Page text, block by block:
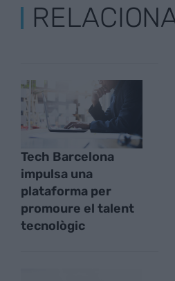
Tech Barcelona
impulsa una
plataforma per
promoure el talent
tecnològic